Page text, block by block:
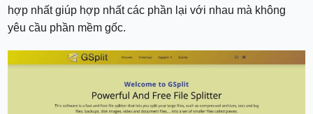
hợp nhất giúp hợp nhất các phần lại với nhau mà không
yêu cầu phần mềm gốc.